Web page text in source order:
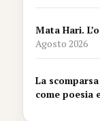
Mata Hari.
Agosto 2026
La
come poesia